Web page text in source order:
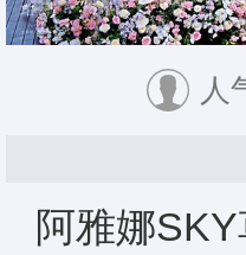
人
阿雅娜